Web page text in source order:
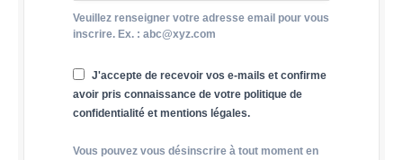
Veuillez renseigner votre adresse email pour vous
inscrire. Ex. : abc@xyz.com
J'accepte de recevoir vos e-mails et confirme
avoir pris connaissance de votre politique de
confidentialité et mentions légales.
Vous pouvez vous désinscrire à tout moment en